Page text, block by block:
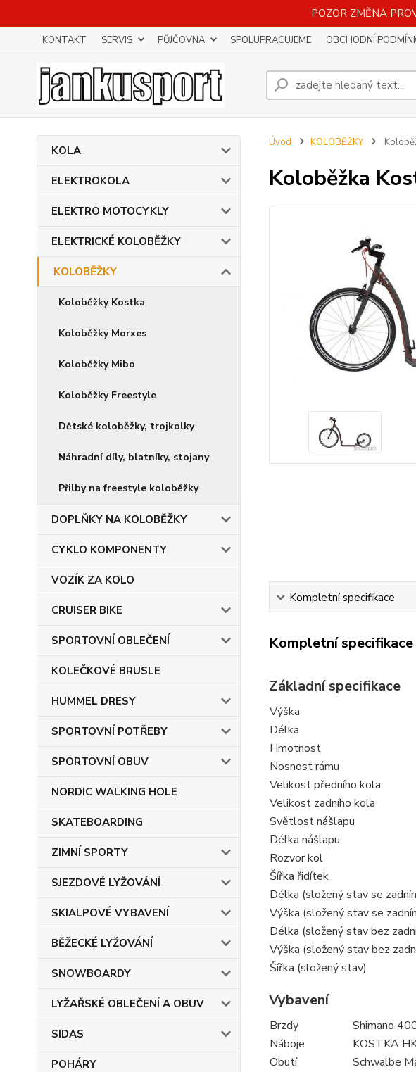
POZOR ZMĚNA
KONTAKT SERVIS PŮJČOVNA SPOLUPRACUJEME OBCHODNÍ
KOLA
ELEKTROKOLA
ELEKTRO MOTOCYKLY
ELEKTRICKÉ KOLOBĚŽKY
KOLOBĚŽKY
Koloběžky Kostka
Koloběžky Morxes
Koloběžky Mibo
Koloběžky Freestyle
Dětské koloběžky, trojkolky
Náhradní díly, blatníky, stojany
Přilby na freestyle koloběžky
DOPLŇKY NA KOLOBĚŽKY
CYKLO KOMPONENTY
VOZÍK ZA KOLO
CRUISER BIKE
SPORTOVNÍ OBLEČENÍ
KOLEČKOVÉ BRUSLE
HUMMEL DRESY
SPORTOVNÍ POTŘEBY
SPORTOVNÍ OBUV
NORDIC WALKING HOLE
SKATEBOARDING
ZIMNÍ SPORTY
SJEZDOVÉ LYŽOVÁNÍ
SKIALPOVÉ VYBAVENÍ
BĚŽECKÉ LYŽOVÁNÍ
SNOWBOARDY
LYŽAŘSKÉ OBLEČENÍ A OBUV
SIDAS
POHÁRY
Úvod KOLOBĚŽKY
Koloběžka
Kompletní specifikace
Kompletní specifikace
Základní specifikace
Výška
Délka
Hmotnost
Nosnost rámu
Velikost předního kola
Velikost zadního kola
Světlost nášlapu
Délka nášlapu
Rozvor kol
Šířka řidítek
Délka (složený stav se
Výška (složený stav se
Délka (složený stav bez
Výška (složený stav bez
Šířka (složený stav)
Vybavení
Brzdy
Shimano
Náboje
KOSTKA
Obutí
Schwalbe